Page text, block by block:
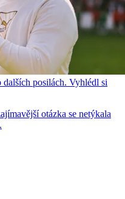
posilách. Vyhlédl si
otázka se netýkala